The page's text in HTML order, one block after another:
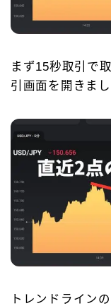
まず15秒取引で
引画面を開きまし
トレンドライン